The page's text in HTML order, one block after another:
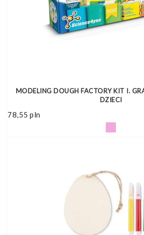
MODELING DOUGH FACTORY KIT I.
DZIECI
78,55 pln